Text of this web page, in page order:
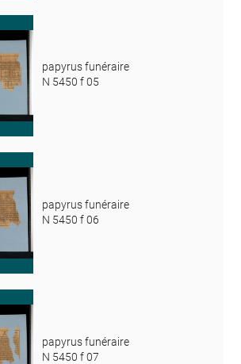
papyrus funéraire
N 5450 f 05
papyrus funéraire
N 5450 f 06
papyrus funéraire
N 5450 f 07